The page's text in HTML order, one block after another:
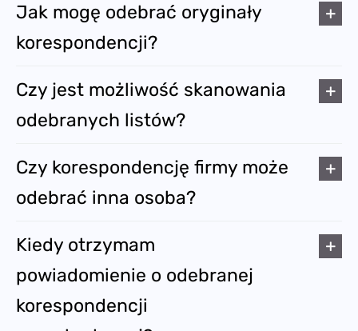
Jak mogę odebrać oryginały
korespondencji?
Czy jest możliwość skanowania
odebranych listów?
Czy korespondencję firmy może
odebrać inna osoba?
Kiedy otrzymam
powiadomienie o odebranej
korespondencji